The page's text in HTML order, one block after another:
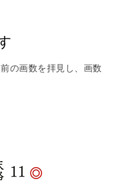
の画数を拝見し、画数